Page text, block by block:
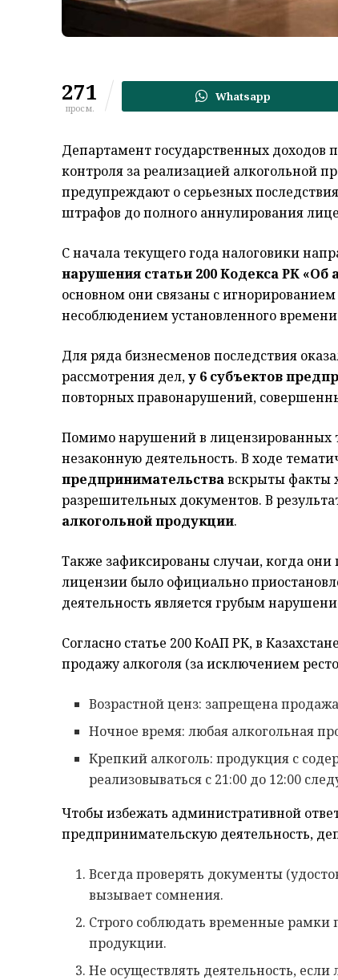
271
просм.
Whatsapp
Департамент государственных доходов
контроля за реализацией алкогольной
предупреждают о серьезных
штрафов до полного аннулирования
С начала текущего года налоговики
нарушения статьи 200 Кодекса РК
основном они связаны с
несоблюдением установленного
Для ряда бизнесменов последствия
рассмотрения дел,у 6 субъектов
повторных правонарушений,
Помимо нарушений в лицензированных
незаконную деятельность. В ходе
предпринимательствавскрыты факты
разрешительных документов. В
алкогольной продукции.
Также зафиксированы случаи, когда они
лицензии было официально
деятельность является грубым
Согласно статье 200 КоАП РК, в
продажу алкоголя (за исключением
Возрастной ценз: запрещена
Ночное время: любая алкогольная
Крепкий алкоголь: продукция с
реализовываться с 21:00 до 12:00
Чтобы избежать административной
предпринимательскую деятельность,
Всегда проверять документы
вызывает сомнения.
Строго соблюдать временные
продукции.
Не осуществлять деятельность,